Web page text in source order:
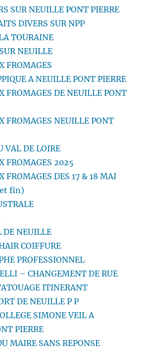
SUR NEUILLE PONT PIERRE
DIVERS SUR NPP
TOURAINE
NEUILLE
FROMAGES
A NEUILLE PONT PIERRE
FROMAGES DE NEUILLE PONT
FROMAGES NEUILLE PONT
VAL DE LOIRE
FROMAGES 2025
FROMAGES DES 17 & 18 MAI
fin)
DE NEUILLE
COIFFURE
PROFESSIONNEL
– CHANGEMENT DE RUE
ITINERANT
DE NEUILLE P P
SIMONE VEIL A
PIERRE
MAIRE SANS REPONSE